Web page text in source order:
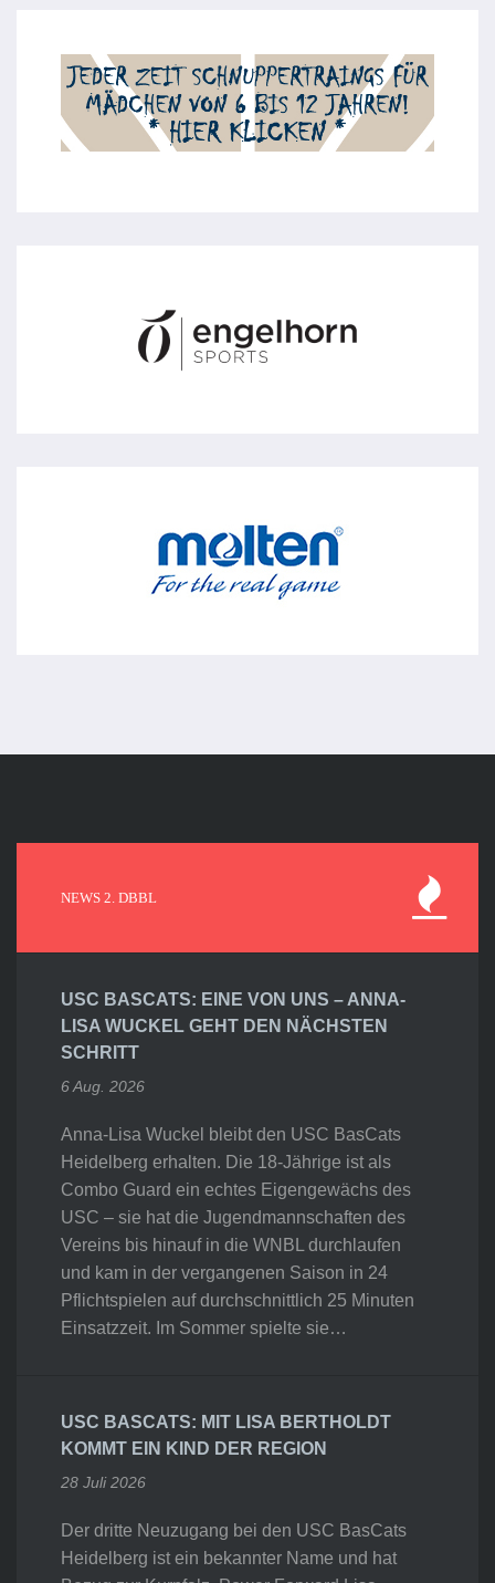
NEWS 2. DBBL
USC BASCATS: EINE VON UNS – ANNA-
LISA WUCKEL GEHT DEN NÄCHSTEN
SCHRITT
6 Aug. 2026
Anna-Lisa Wuckel bleibt den USC BasCats
Heidelberg erhalten. Die 18-Jährige ist als
Combo Guard ein echtes Eigengewächs des
USC – sie hat die Jugendmannschaften des
Vereins bis hinauf in die WNBL durchlaufen
und kam in der vergangenen Saison in 24
Pflichtspielen auf durchschnittlich 25 Minuten
Einsatzzeit. Im Sommer spielte sie…
USC BASCATS: MIT LISA BERTHOLDT
KOMMT EIN KIND DER REGION
28 Juli 2026
Der dritte Neuzugang bei den USC BasCats
Heidelberg ist ein bekannter Name und hat